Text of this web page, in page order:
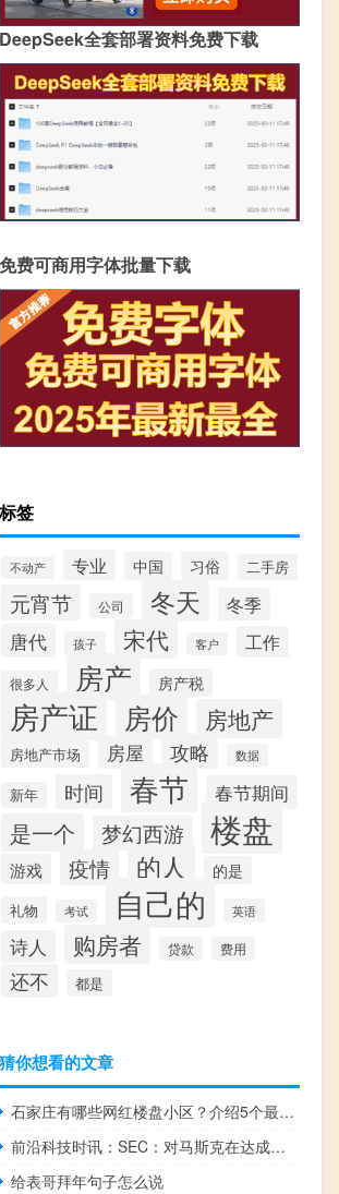
DeepSeek全套部署资料免费下载
免费可商用字体批量下载
标签
不动产 专业 中国 习俗 二手房
元宵节 公司 冬天 冬季
唐代 孩子 宋代 客户 工作
很多人 房产 房产税
房产证 房价 房地产
房地产市场 房屋 攻略 数据
新年 时间 春节 春节期间
是一个 梦幻西游 楼盘
游戏 疫情 的人 的是
礼物 考试 自己的 英语
诗人 购房者 贷款 费用
还不 都是
猜你想看的文章
石家庄有哪些网红楼盘小区？介绍5个最知名地产项目
前沿科技时讯：SEC：对马斯克在达成协议时发布特斯拉推文感到震惊
给表哥拜年句子怎么说